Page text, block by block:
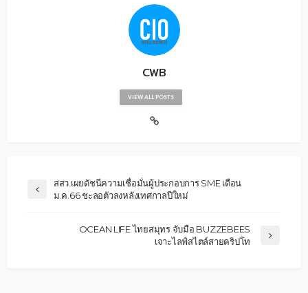
CWB
VIEW ALL POSTS
สสว.เผยดัชนีความเชื่อมั่นผู้ประกอบการ SME เดือน
ม.ค.66 ชะลอตัวลงหลังเทศกาลปีใหม่
OCEAN LIFE ไทยสมุทร จับมือ BUZZEBEES
เจาะไลฟ์สไตล์สายคริปโท